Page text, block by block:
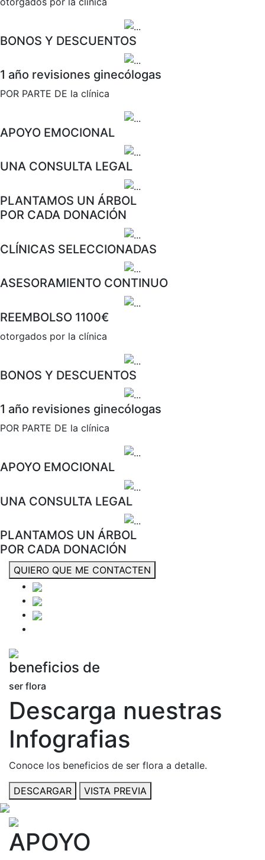
BONOS Y DESCUENTOS
1 año revisiones ginecólogas
POR PARTE DE la clínica
APOYO EMOCIONAL
UNA CONSULTA LEGAL
PLANTAMOS UN ÁRBOL
POR CADA DONACIÓN
CLÍNICAS SELECCIONADAS
ASESORAMIENTO CONTINUO
REEMBOLSO 1100€
otorgados por la clínica
BONOS Y DESCUENTOS
1 año revisiones ginecólogas
POR PARTE DE la clínica
APOYO EMOCIONAL
UNA CONSULTA LEGAL
PLANTAMOS UN ÁRBOL
POR CADA DONACIÓN
QUIERO QUE ME CONTACTEN
beneficios de
ser flora
Descarga nuestras
Infografias
Conoce los beneficios de ser flora a detalle.
DESCARGAR VISTA PREVIA
APOYO